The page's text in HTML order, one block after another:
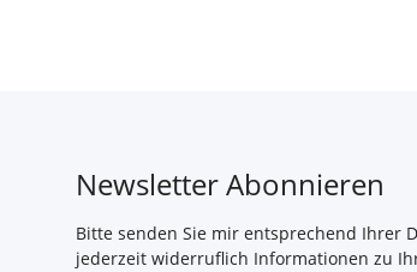
Newsletter Abonnieren
Bitte senden Sie mir entsprechend Ihrer
jederzeit widerruflich Informationen zu